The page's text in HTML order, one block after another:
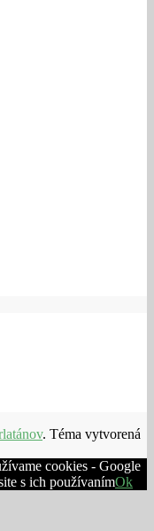
. Téma vytvorená
cookies - Google
s ich používanímOk